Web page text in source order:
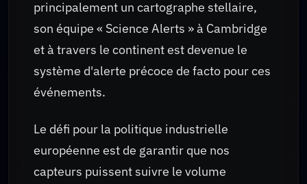
principalement un cartographe stellaire,
son équipe « Science Alerts » à Cambridge
et à travers le continent est devenue le
système d'alerte précoce de facto pour ces
événements.
Le défi pour la politique industrielle
européenne est de garantir que nos
capteurs puissent suivre le volume